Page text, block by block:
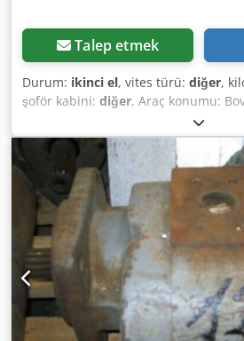
Talep etmek
Durum: ikinci el, vites türü: diğer,
şoför kabini: diğer, Araç konumu:
Rphge Ahaeck Üst yapı: greyder
53A6019. AKSESUAR BİLGİLERİ
VERİLMİŞTİR; değişiklik, ara satış ve